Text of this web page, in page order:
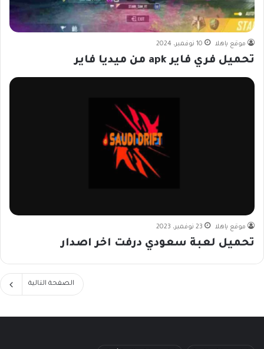
موقع ياهلا 10 نوفمبر، 2024
تحميل فري فاير apk من ميديا فاير
موقع ياهلا 23 نوفمبر، 2023
تحميل لعبة سعودي درفت اخر اصدار
الصفحة التالية